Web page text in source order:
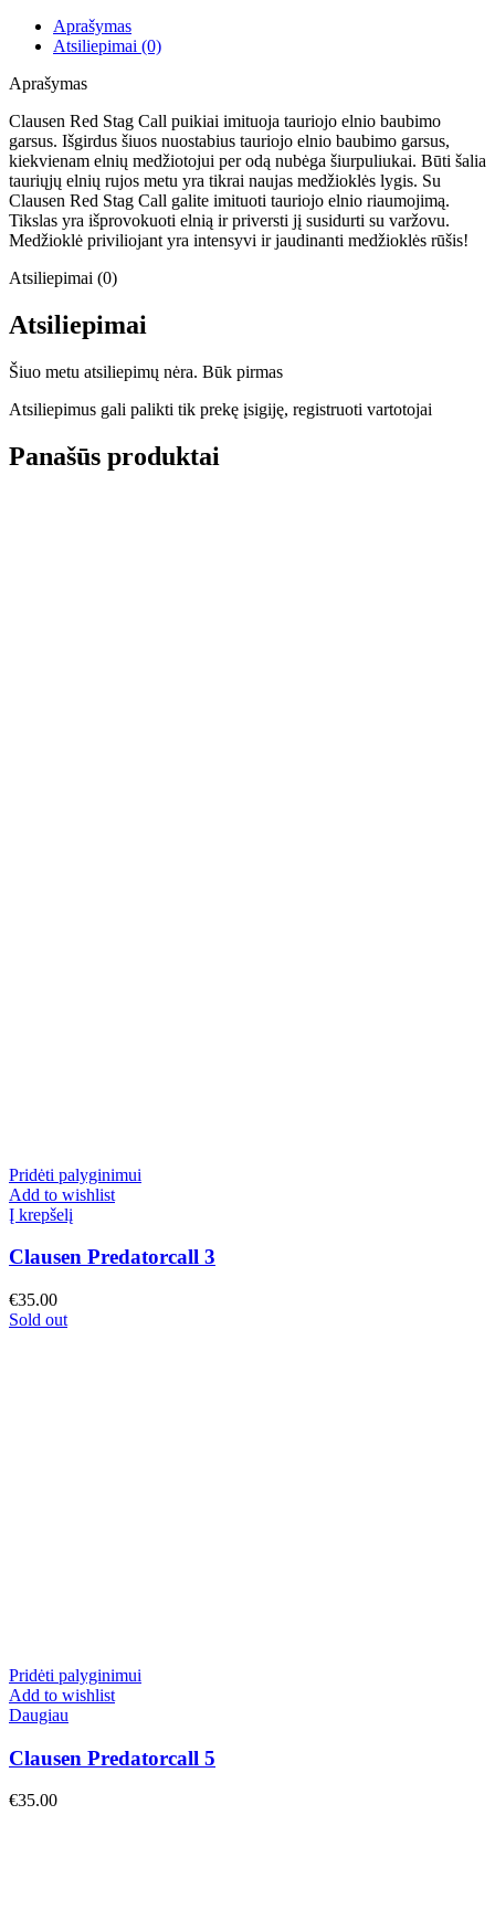
Aprašymas
Atsiliepimai (0)
Aprašymas
Clausen Red Stag Call puikiai imituoja tauriojo elnio baubimo
garsus. Išgirdus šiuos nuostabius tauriojo elnio baubimo garsus,
kiekvienam elnių medžiotojui per odą nubėga šiurpuliukai. Būti šalia
tauriųjų elnių rujos metu yra tikrai naujas medžioklės lygis. Su
Clausen Red Stag Call galite imituoti tauriojo elnio riaumojimą.
Tikslas yra išprovokuoti elnią ir priversti jį susidurti su varžovu.
Medžioklė priviliojant yra intensyvi ir jaudinanti medžioklės rūšis!
Atsiliepimai (0)
Atsiliepimai
Šiuo metu atsiliepimų nėra. Būk pirmas
Atsiliepimus gali palikti tik prekę įsigiję, registruoti vartotojai
Panašūs produktai
Pridėti palyginimui
Add to wishlist
Į krepšelį
Clausen Predatorcall 3
€35.00
Sold out
Pridėti palyginimui
Add to wishlist
Daugiau
Clausen Predatorcall 5
€35.00